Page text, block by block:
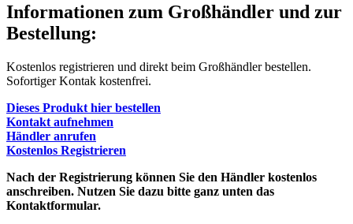
Informationen zum Großhändler und zur
Bestellung:
Kostenlos registrieren und direkt beim Großhändler bestellen.
Sofortiger Kontak kostenfrei.
Dieses Produkt hier bestellen
Kontakt aufnehmen
Händler anrufen
Kostenlos Registrieren
Nach der Registrierung können Sie den Händler kostenlos
anschreiben. Nutzen Sie dazu bitte ganz unten das
Kontaktformular.